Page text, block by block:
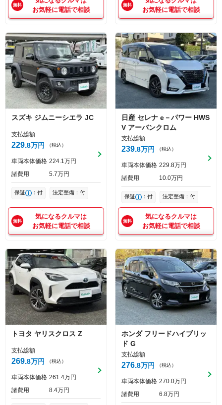
お気軽に電話で相談
お気軽に電話で相談
スズキ ジムニーシエラ JC
支払総額
229 8万円 （税込）
車両本体価格 224 1万円
諸費用
5 7万円
保証 ：付 法定整備：付
気になるクルマは
お気軽に電話で相談
日産 セレナ e－パワー HWS
V アーバンクロム
支払総額
239 8万円 （税込）
車両本体価格 229 8万円
諸費用
10 0万円
保証 ：付 法定整備：付
気になるクルマは
お気軽に電話で相談
トヨタ ヤリスクロス Z
支払総額
269 8万円 （税込）
車両本体価格 261 4万円
諸費用
8 4万円
ホンダ フリードハイブリッ
ド G
支払総額
276 8万円 （税込）
車両本体価格 270 0万円
諸費用
6 8万円